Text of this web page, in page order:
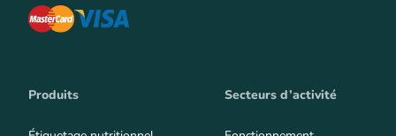
Produits Secteurs d’activité